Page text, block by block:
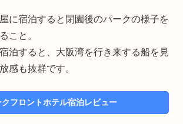
に宿泊すると閉園後のパークの様子を
こと。
泊すると、大阪湾を行き来する船を見
感も抜群です。
クフロントホテル宿泊レビュー